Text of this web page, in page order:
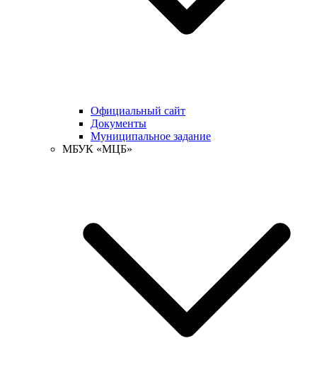
Официальный сайт
Документы
Муниципальное задание
МБУК «МЦБ»